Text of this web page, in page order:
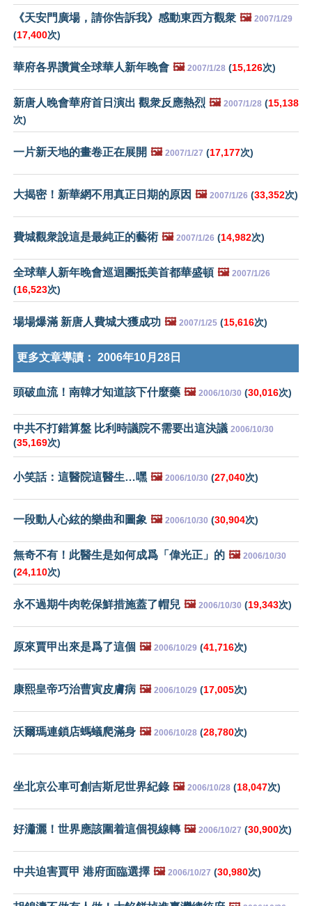
《天安門廣場，請你告訴我》感動東西方觀衆 🖼️ 2007/1/29
(17,400次)
華府各界讚賞全球華人新年晚會 🖼️ 2007/1/28 (15,126次)
新唐人晚會華府首日演出 觀衆反應熱烈 🖼️ 2007/1/28 (15,138
次)
一片新天地的畫卷正在展開 🖼️ 2007/1/27 (17,177次)
大揭密！新華網不用真正日期的原因 🖼️ 2007/1/26 (33,352次)
費城觀衆說這是最純正的藝術 🖼️ 2007/1/26 (14,982次)
全球華人新年晚會巡迴團抵美首都華盛頓 🖼️ 2007/1/26
(16,523次)
場場爆滿 新唐人費城大獲成功 🖼️ 2007/1/25 (15,616次)
更多文章導讀： 2006年10月28日
頭破血流！南韓才知道該下什麼藥 🖼️ 2006/10/30 (30,016次)
中共不打錯算盤 比利時議院不需要出這決議 2006/10/30
(35,169次)
小笑話：這醫院這醫生…嘿 🖼️ 2006/10/30 (27,040次)
一段動人心絃的樂曲和圖象 🖼️ 2006/10/30 (30,904次)
無奇不有！此醫生是如何成爲「偉光正」的 🖼️ 2006/10/30
(24,110次)
永不過期牛肉乾保鮮措施蓋了帽兒 🖼️ 2006/10/30 (19,343次)
原來賈甲出來是爲了這個 🖼️ 2006/10/29 (41,716次)
康熙皇帝巧治曹寅皮膚病 🖼️ 2006/10/29 (17,005次)
沃爾瑪連鎖店螞蟻爬滿身 🖼️ 2006/10/28 (28,780次)
坐北京公車可創吉斯尼世界紀錄 🖼️ 2006/10/28 (18,047次)
好瀟灑！世界應該圍着這個視線轉 🖼️ 2006/10/27 (30,900次)
中共迫害賈甲 港府面臨選擇 🖼️ 2006/10/27 (30,980次)